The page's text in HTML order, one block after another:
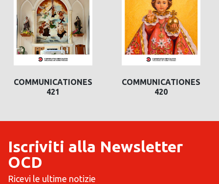
COMMUNICATIONES
420
COMMUNICATIONES
419
Iscriviti alla Newsletter
OCD
Ricevi le ultime notizie